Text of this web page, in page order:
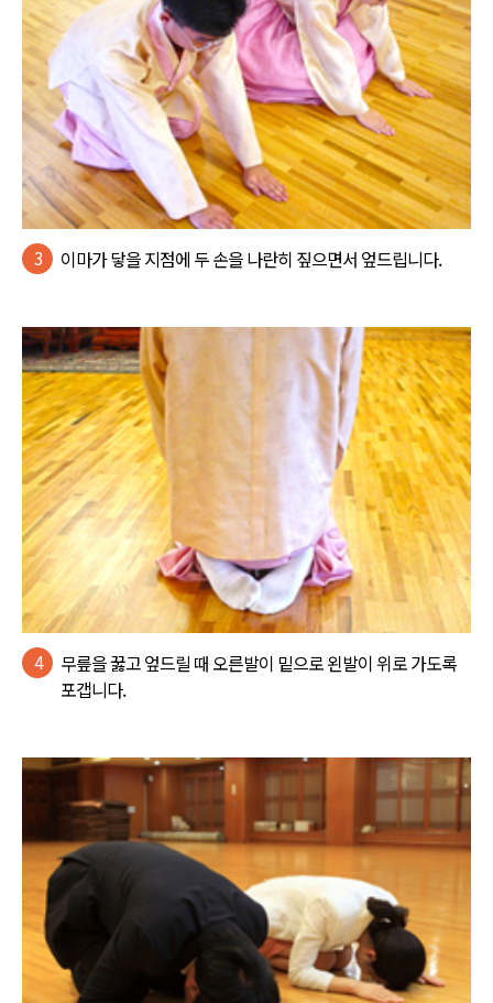
3 이마가 닿을 지점에 두 손을 나란히 짚으면서 엎드립니다.
4
무릎을 꿇고 엎드릴 때 오른발이 밑으로 왼발이 위로 가도록
포갭니다.